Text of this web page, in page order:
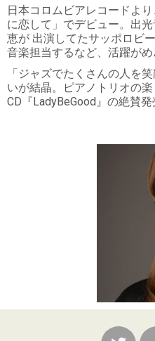
日本コロムビアレコードよ
に恋して」でデビュー。出
恵が 出演してたサッポロビ
音楽担当するなど、活躍がめ
「ジャズでたくさんの人を
いが結晶。ピアノトリオの
CD『LadyBeGood』の絶賛